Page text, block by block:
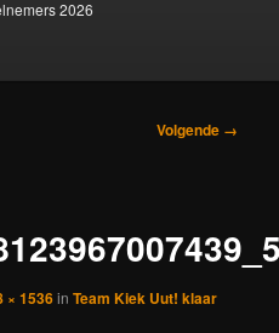
2026
Volgende →
× 1536inTeam Kiek Uut! klaar